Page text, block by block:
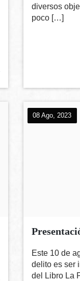
diversos
poco […]
08 Ago, 2023
Este 10 de
delito es ser
del Libro La